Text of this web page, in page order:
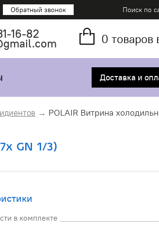
Обратный звонок
16-82 0 товаров
Доставка и
POLAIR Витрина
GN 1/3)
в комплекте